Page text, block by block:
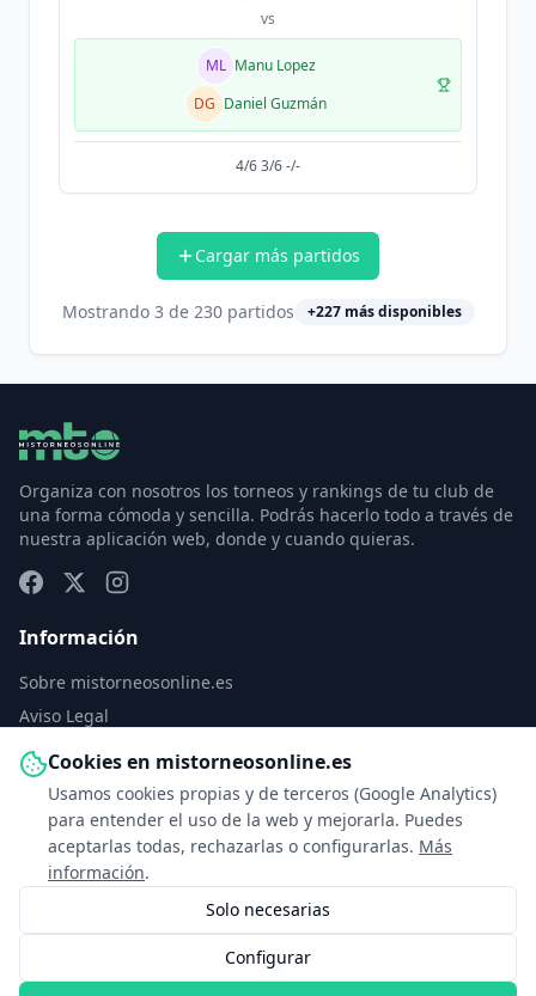
Cookies en mistorneosonline.es
Usamos cookies propias y de terceros (Google Analytics)
para entender el uso de la web y mejorarla. Puedes
aceptarlas todas, rechazarlas o configurarlas. Más
información.
Solo necesarias
Configurar
vs
ML Manu Lopez
DG Daniel Guzmán
4/6 3/6 -/-
Cargar más partidos
Mostrando 3 de 230partidos +227más disponibles
Organiza con nosotros los torneos y rankings de tu club de
una forma cómoda y sencilla. Podrás hacerlo todo a través de
nuestra aplicación web, donde y cuando quieras.
Información
Sobre mistorneosonline.es
Aviso Legal
Política de Privacidad
Política de Cookies
Configurar cookies
Contacto
info@mistorneosonline.es